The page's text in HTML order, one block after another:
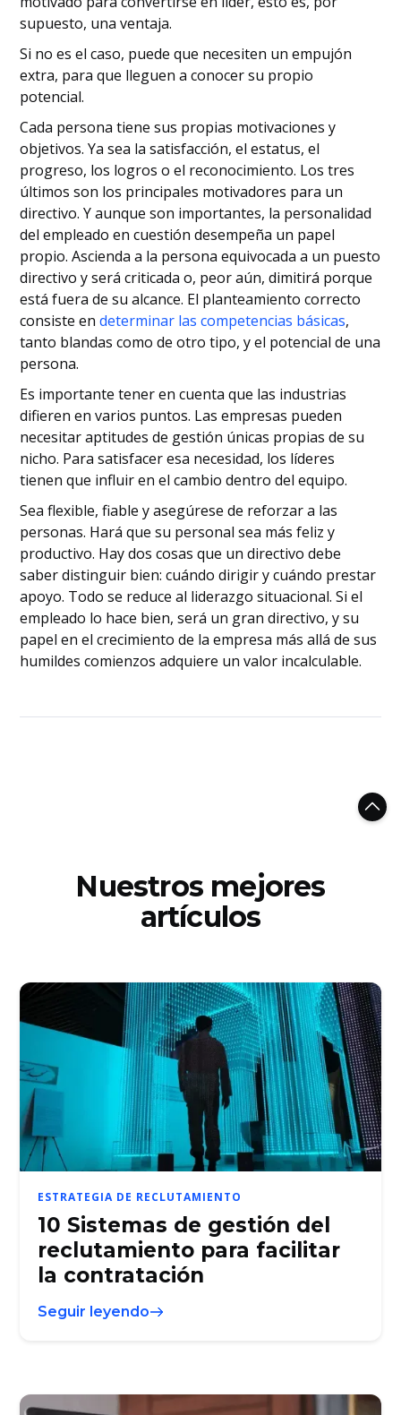
supuesto, una ventaja.
Si no es el caso, puede que necesiten un empujón
extra, para que lleguen a conocer su propio
potencial.
Cada persona tiene sus propias motivaciones y
objetivos. Ya sea la satisfacción, el estatus, el
progreso, los logros o el reconocimiento. Los tres
últimos son los principales motivadores para un
directivo. Y aunque son importantes, la personalidad
del empleado en cuestión desempeña un papel
propio. Ascienda a la persona equivocada a un puesto
directivo y será criticada o, peor aún, dimitirá porque
está fuera de su alcance. El planteamiento correcto
consiste endeterminar las competencias básicas,
tanto blandas como de otro tipo, y el potencial de una
persona.
Es importante tener en cuenta que las industrias
difieren en varios puntos. Las empresas pueden
necesitar aptitudes de gestión únicas propias de su
nicho. Para satisfacer esa necesidad, los líderes
tienen que influir en el cambio dentro del equipo.
Sea flexible, fiable y asegúrese de reforzar a las
personas. Hará que su personal sea más feliz y
productivo. Hay dos cosas que un directivo debe
saber distinguir bien: cuándo dirigir y cuándo prestar
apoyo. Todo se reduce al liderazgo situacional. Si el
empleado lo hace bien, será un gran directivo, y su
papel en el crecimiento de la empresa más allá de sus
humildes comienzos adquiere un valor incalculable.
Nuestros mejores
artículos
ESTRATEGIA DE RECLUTAMIENTO
10 Sistemas de gestión del
reclutamiento para facilitar
la contratación
Seguir leyendo